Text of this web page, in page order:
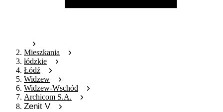
Mieszkania
łódzkie
Łódź
Widzew
Widzew-Wschód
Archicom S.A.
Zenit V